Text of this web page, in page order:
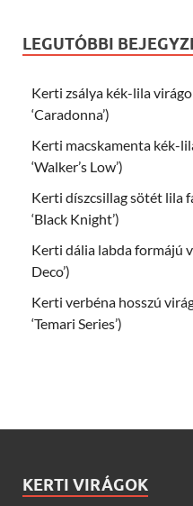
LEGUTÓBBI
Kerti zsálya kék-lila
‘Caradonna’)
Kerti macskamenta kék-
‘Walker’s Low’)
Kerti díszcsillag sötét lila
‘Black Knight’)
Kerti dália labda formájú
Deco’)
Kerti verbéna hosszú
‘Temari Series’)
KERTI VIRÁGOK